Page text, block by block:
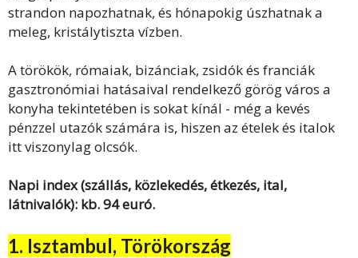
strandon napozhatnak, és hónapokig úszhatnak a
meleg, kristálytiszta vízben.
A törökök, rómaiak, bizánciak, zsidók és franciák
gasztronómiai hatásaival rendelkező görög város a
konyha tekintetében is sokat kínál - még a kevés
pénzzel utazók számára is, hiszen az ételek és italok
itt viszonylag olcsók.
Napi index (szállás, közlekedés, étkezés, ital,
látnivalók): kb. 94 euró.
1. Isztambul, Törökország